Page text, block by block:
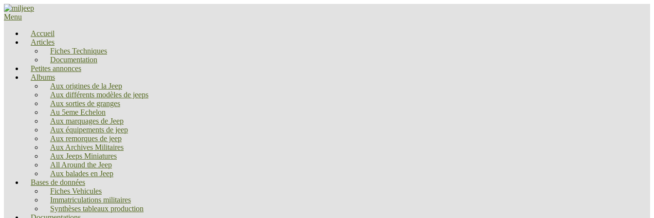
Menu
Accueil
Articles
Fiches Techniques
Documentation
Petites annonces
Albums
Aux origines de la Jeep
Aux différents modèles de jeeps
Aux sorties de granges
Au 5eme Echelon
Aux marquages de Jeep
Aux équipements de jeep
Aux remorques de jeep
Aux Archives Militaires
Aux Jeeps Miniatures
All Around the Jeep
Aux balades en Jeep
Bases de données
Fiches Vehicules
Immatriculations militaires
Synthèses tableaux production